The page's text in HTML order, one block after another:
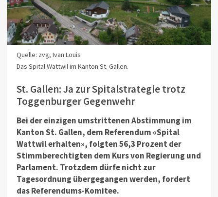
Quelle: zvg, Ivan Louis
Das Spital Wattwil im Kanton St. Gallen.
St. Gallen: Ja zur Spitalstrategie trotz
Toggenburger Gegenwehr
Bei der einzigen umstrittenen Abstimmung im
Kanton St. Gallen, dem Referendum «Spital
Wattwil erhalten», folgten 56,3 Prozent der
Stimmberechtigten dem Kurs von Regierung und
Parlament. Trotzdem dürfe nicht zur
Tagesordnung übergegangen werden, fordert
das Referendums-Komitee.